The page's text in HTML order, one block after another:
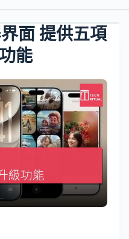
面 提供五項
能